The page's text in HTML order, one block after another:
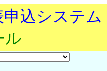
込システム
ル